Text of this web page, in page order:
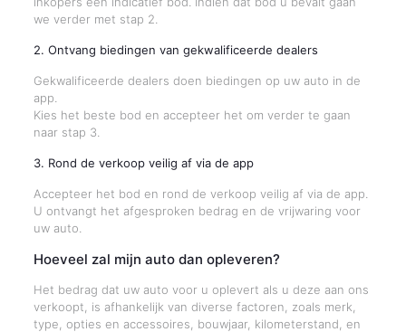
we verder met stap 2.
2. Ontvang biedingen van gekwalificeerde dealers
Gekwalificeerde dealers doen biedingen op uw auto in de
app.
Kies het beste bod en accepteer het om verder te gaan
naar stap 3.
3. Rond de verkoop veilig af via de app
Accepteer het bod en rond de verkoop veilig af via de app.
U ontvangt het afgesproken bedrag en de vrijwaring voor
uw auto.
Hoeveel zal mijn auto dan opleveren?
Het bedrag dat uw auto voor u oplevert als u deze aan ons
verkoopt, is afhankelijk van diverse factoren, zoals merk,
type, opties en accessoires, bouwjaar, kilometerstand, en